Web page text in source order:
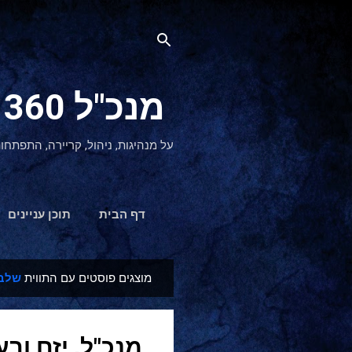
מנכ"ל 360 CEO - מנהיגות והתפתחות אישית
על מנהיגות, ניהול, קריירה,
דף הבית תוכן עניינים
ש
מוצגים פוסטים עם התווית